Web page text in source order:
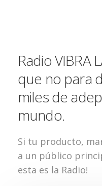
Radio VIBRA
que no para
miles de
mundo.
Si tu producto,
a un público
esta es la Radio!